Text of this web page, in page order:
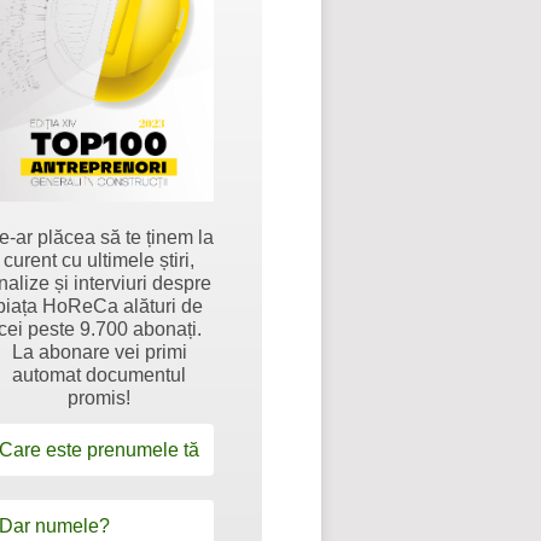
ar plăcea să te ținem la
curent cu ultimele știri,
și interviuri despre
HoReCa alături de
peste 9.700 abonați.
La abonare vei primi
automat documentul
promis!